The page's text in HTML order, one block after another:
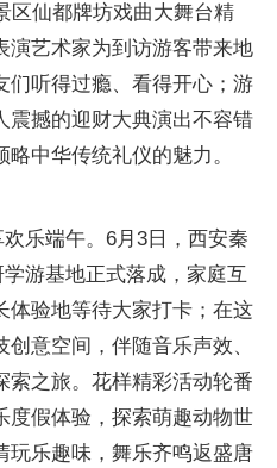
区仙都牌坊戏曲大舞台精
演艺术家为到访游客带来地
们听得过瘾、看得开心；游
震撼的迎财大典演出不容错
中华传统礼仪的魅力。
欢乐端午。6月3日，西安秦
游基地正式落成，家庭互
体验地等待大家打卡；在这
意空间，伴随音乐声效、
索之旅。花样精彩活动轮番
度假体验，探索萌趣动物世
玩乐趣味，舞乐齐鸣返盛唐